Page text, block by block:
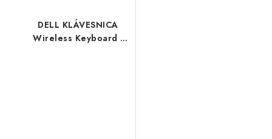
DELL KLÁVESNICA
Wireless Keyboard -